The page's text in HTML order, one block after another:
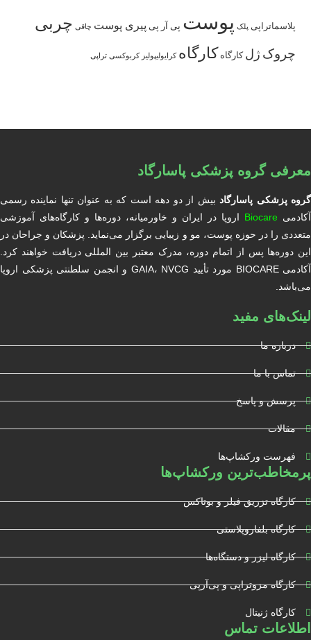
پلاسماتراپی پلک پوست پی آر پی پیری پوست چاقی چربی
چروک ژل کارگاه کارگاه کرایولیپولیز کربوکسی تراپی
معرفی گروه پزشکی پاسارگاد
گروه پزشکی پاسارگادبیش از دو دهه است که به عنوان تنها نماینده رسمی
آکادمی Biocare اروپا در ایران و خاورمیانه، دوره‌ها و کارگاه‌های آموزشی
متعددی را در حوزه پوست، مو و زیبایی برگزار می‌نماید. پزشکان و جراحان در
این دوره‌ها پس از اتمام دوره، مدرک معتبر بین المللی دریافت خواهند کرد.
آکادمی BIOCARE مورد تأیید GAIA، NVCG و انجمن سلطنتی پزشکی اروپا
می‌باشد.
لینک‌های مفید
درباره ما
تماس با ما
پرسش و پاسخ
مقالات
فهرست ورکشاپ‌ها
پرمخاطب‌ترین ورکشاپ‌ها
کارگاه تزریق فیلر و بوتاکس
کارگاه بلفاروپلاستی
کارگاه لیزر و دستگاه‌ها
کارگاه مزوتراپی و پی‌آرپی
کارگاه ژنیتال
اطلاعات تماس